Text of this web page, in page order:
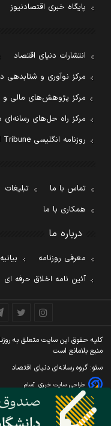
پایگاه خبری اقتصادنیوز
انتشارات دنیای اقتصاد
مرکز نوآوری و شتابدهی
مرکز پژوهش‌های مالی و
مرکز راه حل‌های رسانه‌ای
روزنامه انگلیسی Financial Tribune
تماس با ما تبلیغات
همکاری با ما
درباره ما
معرفی روزنامه
آئین نامه اخلاق حرفه ای
کليه حقوق اين سايت متعلق به
منبع بلامانع است
سئو: گروه رسانه‌ای دنیای اقتصاد
طراحی سایت خبری آسام